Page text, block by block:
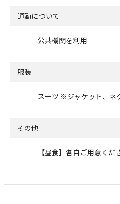
通勤について
公共機関を利用
服装
スーツ ※ジャケット、ネ
その他
【昼食】各自ご用意く